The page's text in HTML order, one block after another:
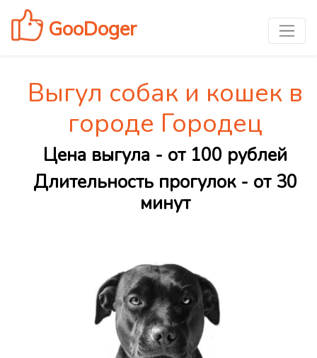
GooDoger
Выгул собак и кошек в
городе Городец
Цена выгула - от 100 рублей
Длительность прогулок - от 30
минут